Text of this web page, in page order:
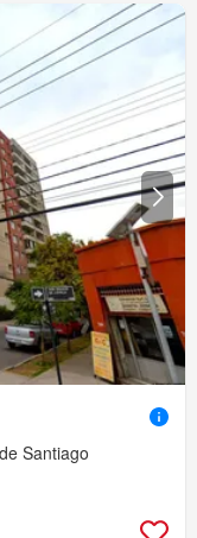
Santiago